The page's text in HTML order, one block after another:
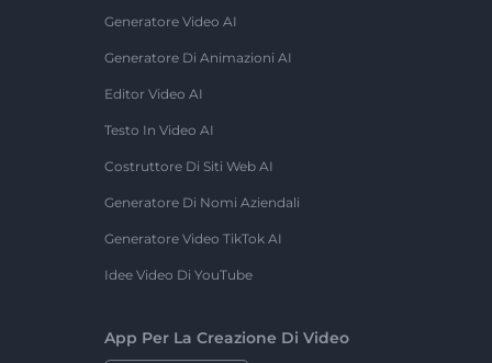
Generatore Video AI
Generatore Di Animazioni AI
Editor Video AI
Testo In Video AI
Costruttore Di Siti Web AI
Generatore Di Nomi Aziendali
Generatore Video TikTok AI
Idee Video Di YouTube
App Per La Creazione Di Video